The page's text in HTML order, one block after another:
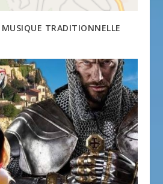
TRADITIONNELLE